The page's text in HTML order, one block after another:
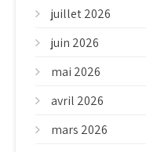
juillet 2026
juin 2026
mai 2026
avril 2026
mars 2026